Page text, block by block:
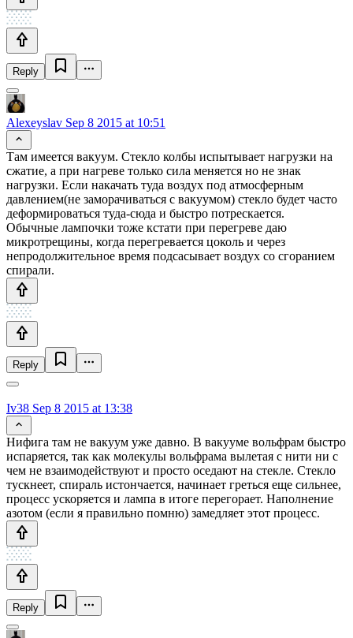
Reply
Alexeyslav Sep 8 2015 at 10:51
Там имеется вакуум. Стекло колбы испытывает нагрузки на
сжатие, а при нагреве только сила меняется но не знак
нагрузки. Если накачать туда воздух под атмосферным
давлением(не заморачиваться с вакуумом) стекло будет часто
деформироваться туда-сюда и быстро потрескается.
Обычные лампочки тоже кстати при перегреве даю
микротрещины, когда перегревается цоколь и через
непродолжительное время подсасывает воздух со сгоранием
спирали.
Reply
Iv38 Sep 8 2015 at 13:38
Нифига там не вакуум уже давно. В вакууме вольфрам быстро
испаряется, так как молекулы вольфрама вылетая с нити ни с
чем не взаимодействуют и просто оседают на стекле. Стекло
тускнеет, спираль истончается, начинает греться еще сильнее,
процесс ускоряется и лампа в итоге перегорает. Наполнение
азотом (если я правильно помню) замедляет этот процесс.
Reply